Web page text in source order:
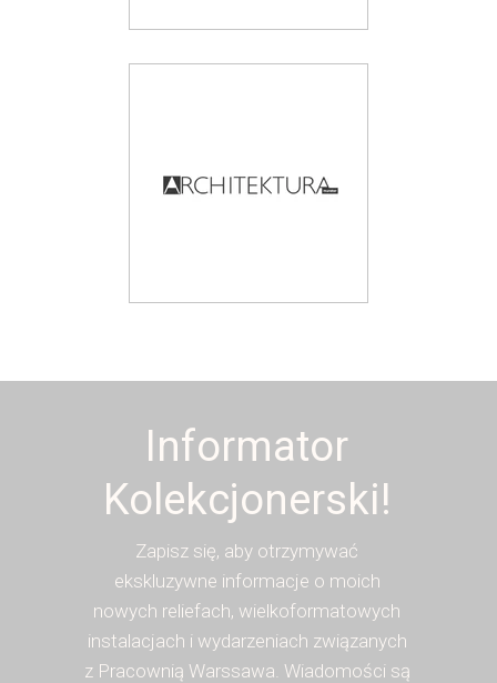
Informator
Kolekcjonerski!
Zapisz się, aby otrzymywać
ekskluzywne informacje o moich
nowych reliefach, wielkoformatowych
instalacjach i wydarzeniach związanych
z Pracownią Warssawa. Wiadomości są